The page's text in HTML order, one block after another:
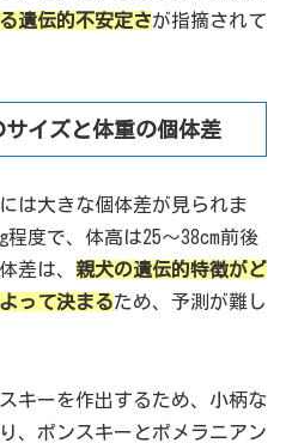
遺伝的不安定さが指摘されて
イズと体重の個体差
は大きな個体差が見られま
度で、体高は25～38cm前後
差は、 親犬の遺伝的特徴がど
って決まるため、予測が難し
キーを作出するため、小柄な
、ポンスキーとポメラニアン